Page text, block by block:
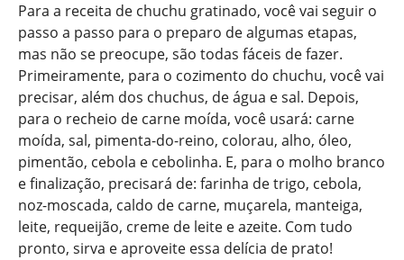
Para a receita de chuchu gratinado, você vai seguir o
passo a passo para o preparo de algumas etapas,
mas não se preocupe, são todas fáceis de fazer.
Primeiramente, para o cozimento do chuchu, você vai
precisar, além dos chuchus, de água e sal. Depois,
para o recheio de carne moída, você usará: carne
moída, sal, pimenta-do-reino, colorau, alho, óleo,
pimentão, cebola e cebolinha. E, para o molho branco
e finalização, precisará de: farinha de trigo, cebola,
noz-moscada, caldo de carne, muçarela, manteiga,
leite, requeijão, creme de leite e azeite. Com tudo
pronto, sirva e aproveite essa delícia de prato!